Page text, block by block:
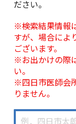
ださい。
※検索結果情報
すが、場合によ
ございます。
※お出かけの際
い。
※四日市医師会
りません。